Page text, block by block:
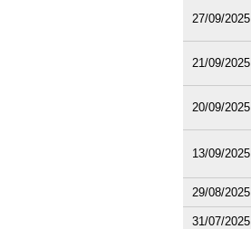
27/09/2025
21/09/2025
20/09/2025
13/09/2025
29/08/2025
31/07/2025